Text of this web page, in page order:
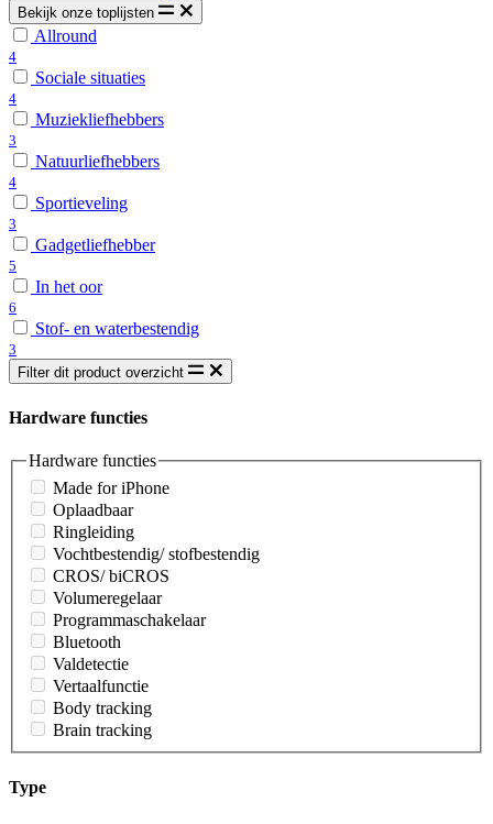
Bekijk onze toplijsten
Allround
4
Sociale situaties
4
Muziekliefhebbers
3
Natuurliefhebbers
4
Sportieveling
3
Gadgetliefhebber
5
In het oor
6
Stof- en waterbestendig
3
Filter dit product overzicht
Hardware functies
Hardware functies
Made for iPhone
Oplaadbaar
Ringleiding
Vochtbestendig/ stofbestendig
CROS/ biCROS
Volumeregelaar
Programmaschakelaar
Bluetooth
Valdetectie
Vertaalfunctie
Body tracking
Brain tracking
Type